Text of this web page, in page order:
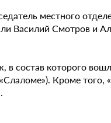
местного
Василий Смотров и
в состав которого
Кроме